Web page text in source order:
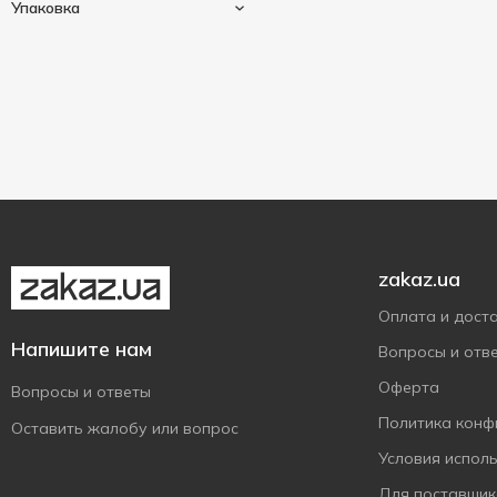
1
Шоколад 2
Упаковка
Напишите нам
Вопросы и ответы
Оставить жалобу или вопрос
zakaz.ua
Оплата и
Вопросы и
Оферта
Политика
Условия